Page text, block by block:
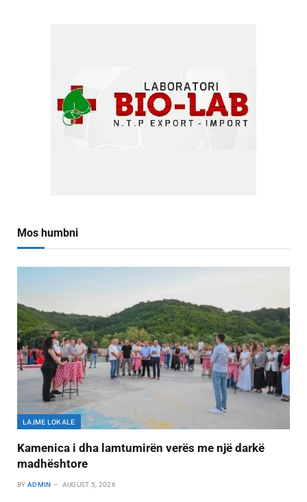
Mos humbni
LAJME LOKALE
Kamenica i dha lamtumirën verës me një darkë
madhështore
BY ADMIN AUGUST 5, 2026